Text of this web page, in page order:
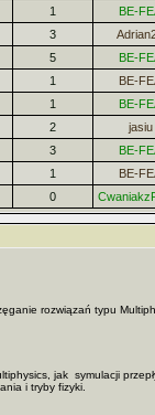
1 BE-
3
5 BE-
1 BE-
1 BE-
2 jasiu
3 BE-
1 BE-
0
rozwiązań typu
jak symulacji
i tryby fizyki.